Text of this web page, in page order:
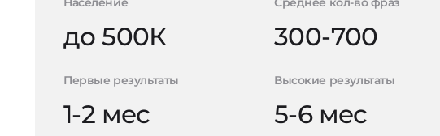
до 500К 300-700
Первые результаты
1-2 мес
Высокие результаты
5-6 мес